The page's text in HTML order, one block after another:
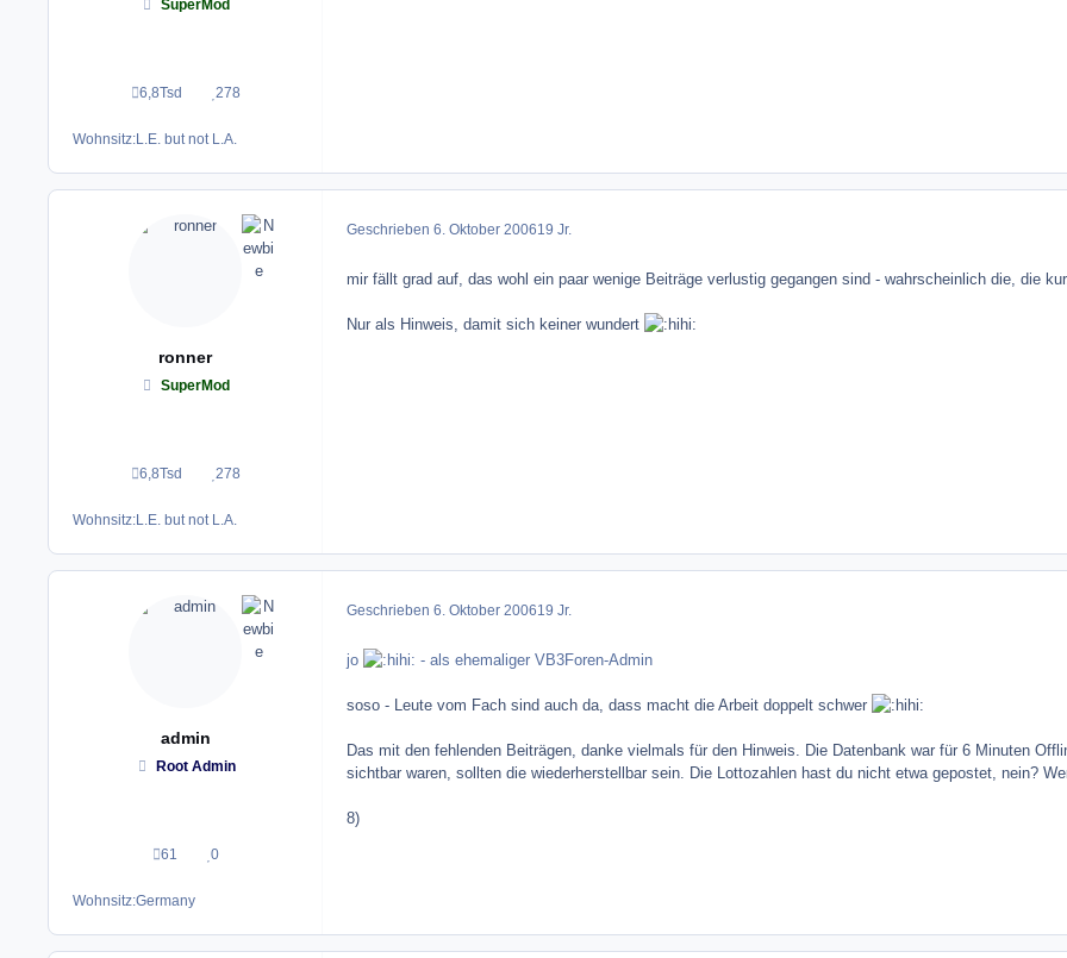
SuperMod
6,8Tsd
Beiträge 278Reputation
Wohnsitz:L.E. but not L.A.
ronner
SuperMod
6,8Tsd
Beiträge 278Reputation
Wohnsitz:L.E. but not L.A.
Geschrieben 6. Oktober 200619 Jr.
mir fällt grad auf, das wohl ein paar wenige Beiträge verlustig gegangen sind - wahrscheinlich die, die
Nur als Hinweis, damit sich keiner wundert
admin
Root Admin
61
Beiträge
0
Reputation
Wohnsitz:Germany
Geschrieben 6. Oktober 200619 Jr.
jo - als ehemaliger VB3Foren-Admin
soso - Leute vom Fach sind auch da, dass macht die Arbeit doppelt schwer
Das mit den fehlenden Beiträgen, danke vielmals für den Hinweis. Die Datenbank war für 6 Minuten
sichtbar waren, sollten die wiederherstellbar sein. Die Lottozahlen hast du nicht etwa gepostet, nein?
8)